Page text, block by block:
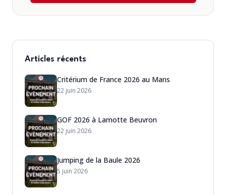
Articles récents
Critérium de France 2026 au Mans
22 juin 2026
GOF 2026 à Lamotte Beuvron
22 juin 2026
Jumping de la Baule 2026
5 juin 2026